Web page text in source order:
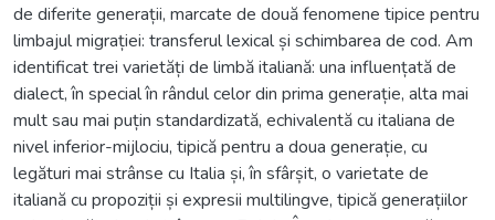
de diferite generații, marcate de două fenomene tipice pentru
limbajul migrației: transferul lexical și schimbarea de cod. Am
identificat trei varietăți de limbă italiană: una influențată de
dialect, în special în rândul celor din prima generație, alta mai
mult sau mai puțin standardizată, echivalentă cu italiana de
nivel inferior-mijlociu, tipică pentru a doua generație, cu
legături mai strânse cu Italia și, în sfârșit, o varietate de
italiană cu propoziții și expresii multilingve, tipică generațiilor